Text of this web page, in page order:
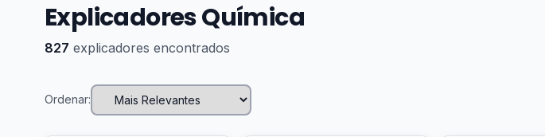
Explicadores Química
827 explicadores encontrados
Ordenar: